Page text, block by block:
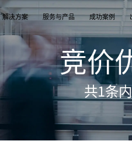
解决方案 服务与产品 成功案例
Shop
创建，到策划广告投放和达人营销利用创
人实现TikTok爆炸性增长
海培训
Shop课程 | 独立站课程 | 亚马逊课程
营销
牌介绍
途，成长型跨境电商运营解决方案
报告
竞价
共1条